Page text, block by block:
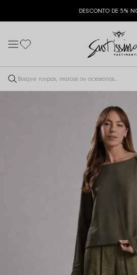
FRETE GRÁTIS ACIMA DE R$ 400